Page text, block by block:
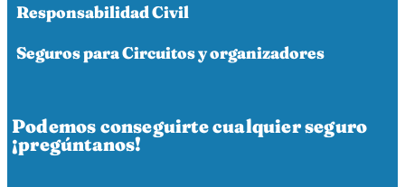
Responsabilidad Civil
Seguros para Circuitos y organizadores
Podemos conseguirte cualquier seguro
¡pregúntanos!